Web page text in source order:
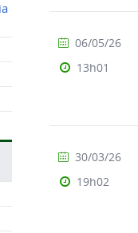
06/05/26
13h01
30/03/26
19h02